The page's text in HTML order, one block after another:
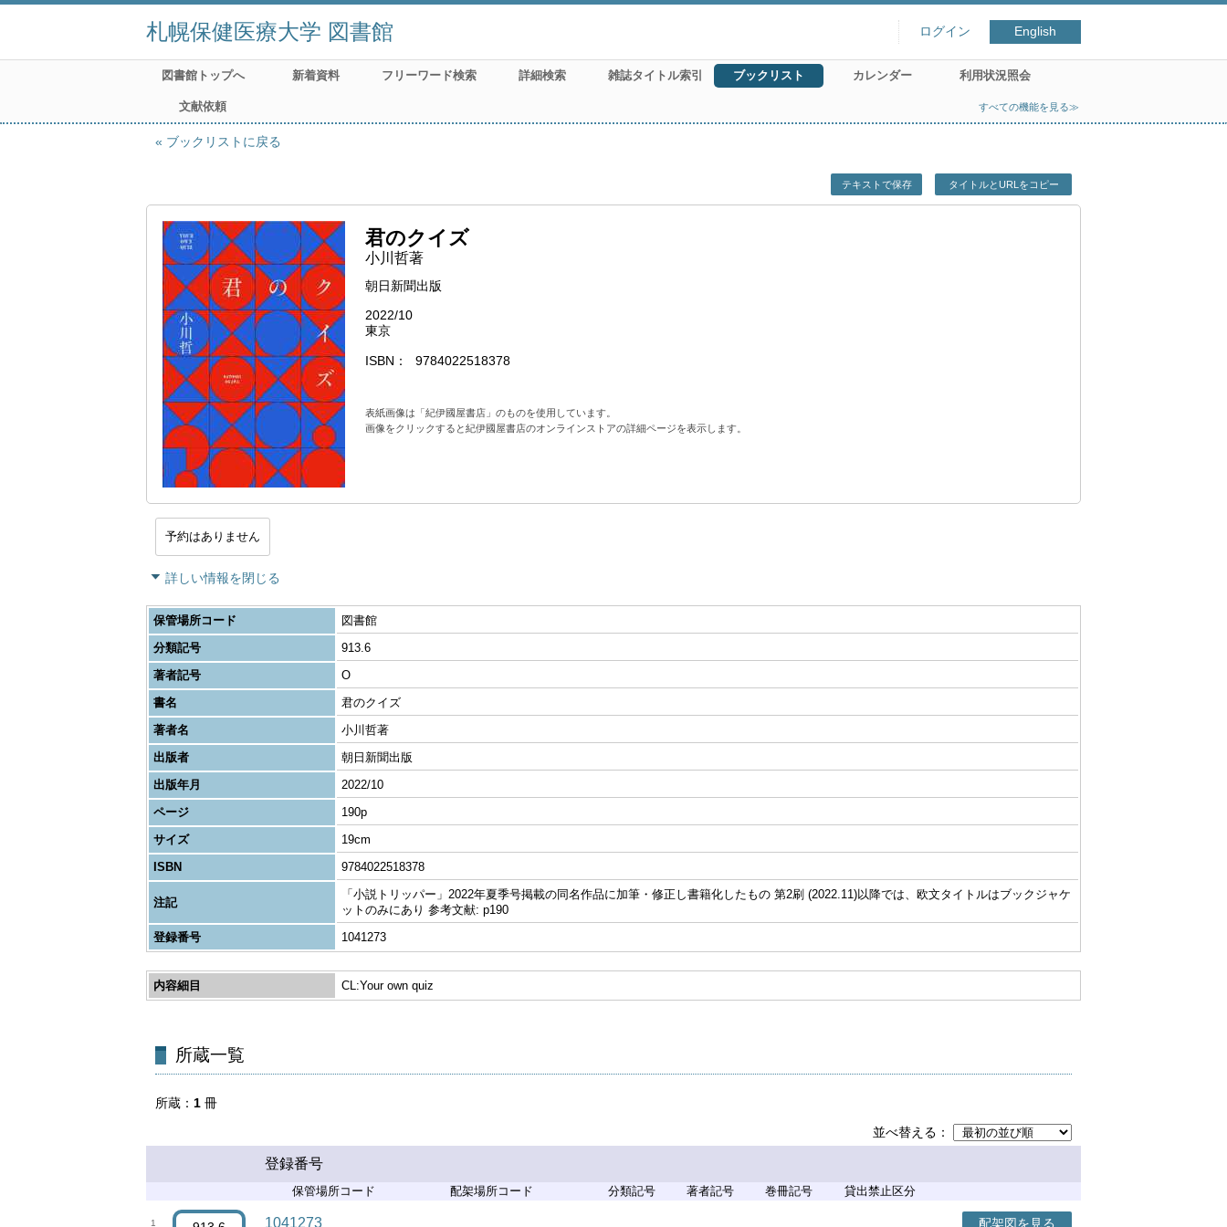
札幌保健医療大学 図書館 ログイン English
図書館トップへ 新着資料 フリーワード検索 詳細検索 雑誌タイトル索引 ブックリスト カレンダー 利用状況照会
文献依頼 すべての機能を見る≫
ブックリストに戻る
テキストで保存 タイトルとURLをコピー
君のクイズ
小川哲著
朝日新聞出版
2022/10
東京
ISBN 9784022518378
表紙画像は「紀伊國屋書店」のものを使用しています。
画像をクリックすると紀伊國屋書店のオンラインストアの詳細ページを表示します。
予約はありません
詳しい情報を閉じる
保管場所コード
図書館
分類記号
913.6
著者記号
O
書名
君のクイズ
著者名
小川哲著
出版者
朝日新聞出版
出版年月
2022/10
ページ
190p
サイズ
19cm
ISBN
9784022518378
注記
「小説トリッパー」2022年夏季号掲載の同名作品に加筆・修正し書籍化したもの 第2刷 (2022.11)以降では、欧文タイトルはブックジャケ
ットのみにあり 参考文献: p190
登録番号
1041273
内容細目 CL:Your own quiz
所蔵一覧
所蔵 1 冊
並べ替える
登録番号
保管場所コード 配架場所コード 分類記号 著者記号 巻冊記号 貸出禁止区分
1 1041273 配架図を見る